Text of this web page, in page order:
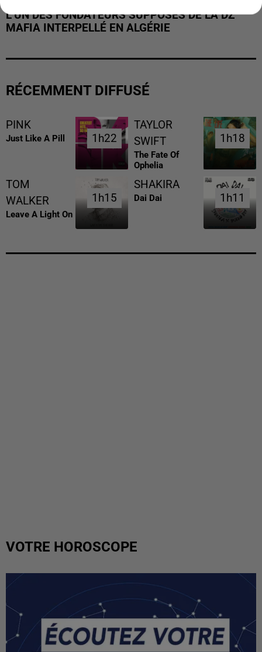
L’UN DES FONDATEURS SUPPOSÉS DE LA DZ
MAFIA INTERPELLÉ EN ALGÉRIE
RÉCEMMENT DIFFUSÉ
PINK
Just Like A Pill 1h22
1h22
TAYLOR
SWIFT
The Fate Of
Ophelia
1h18
1h18
TOM
WALKER
Leave A Light On
1h15
1h15
SHAKIRA
Dai Dai 1h11
1h11
VOTRE HOROSCOPE